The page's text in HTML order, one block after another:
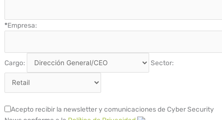
*Empresa:
Cargo: Sector:
Acepto recibir la newsletter y comunicaciones de Cyber Security